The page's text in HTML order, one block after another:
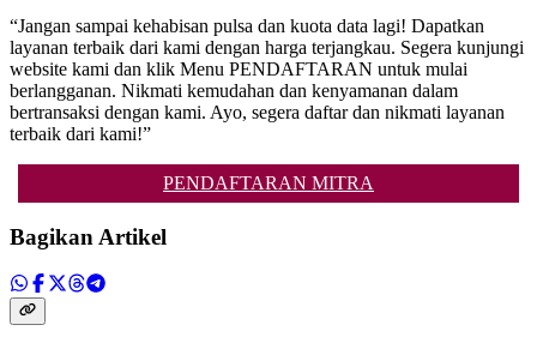
“Jangan sampai kehabisan pulsa dan kuota data lagi! Dapatkan
layanan terbaik dari kami dengan harga terjangkau. Segera kunjungi
website kami dan klik Menu PENDAFTARAN untuk mulai
berlangganan. Nikmati kemudahan dan kenyamanan dalam
bertransaksi dengan kami. Ayo, segera daftar dan nikmati layanan
terbaik dari kami!”
PENDAFTARAN MITRA
Bagikan Artikel